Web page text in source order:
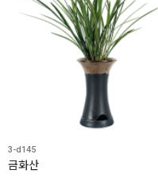
3-d145
금화산